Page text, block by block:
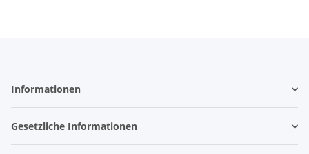
Informationen
Gesetzliche Informationen